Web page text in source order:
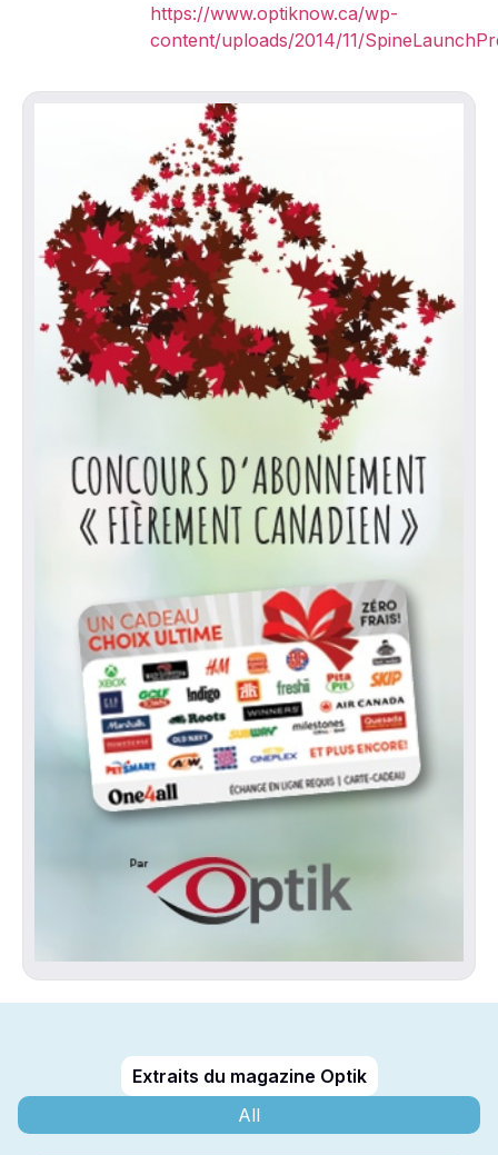
https://www.optiknow.ca/wp-
content/uploads/2014/11/
Extraits du magazine Optik
All